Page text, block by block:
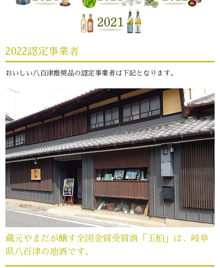
2022認定事業者
おいしい八百津推奨品の認定事業者は下記となります。
蔵元やまだが醸す全国金賞受賞酒「玉柏」は、岐阜
県八百津の地酒です。